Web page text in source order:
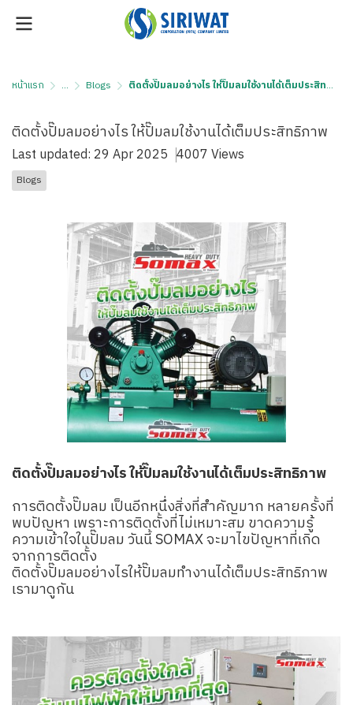
หน้าแรก ... Blogs ติดตั้งปั๊มลมอย่างไร ให้ปั๊มลมใช้งานได้เต็มประสิทธิภาพ
ติดตั้งปั๊มลมอย่างไร ให้ปั๊มลมใช้งานได้เต็มประสิทธิภาพ
Last updated: 29 Apr 2025 4007 Views
Blogs
ติดตั้งปั๊มลมอย่างไร ให้ปั๊มลมใช้งานได้เต็มประสิทธิภาพ
การติดตั้งปั๊มลม เป็นอีกหนึ่งสิ่งที่สำคัญมาก หลายครั้งที่
พบปัญหา เพราะการติดตั้งที่ไม่เหมาะสม ขาดความรู้
ความเข้าใจในปั๊มลม วันนี้ SOMAX จะมาไขปัญหาที่เกิด
จากการติดตั้ง
ติดตั้งปั๊มลมอย่างไรให้ปั๊มลมทำงานได้เต็มประสิทธิภาพ
เรามาดูกัน